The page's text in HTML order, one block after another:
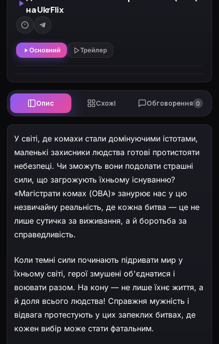
на UkrFlix
Основний Трейлер
Опис Схожі Обговорення 0
У світі, де комахи стали домінуючими істотами,
маленькі захисники людства готові протистояти
небезпеці. Чи зможуть вони подолати страшні
сили, що загрожують їхньому існуванню?
«Магістрати комах (ОВА)» занурює нас у цю
незвичайну реальність, де кожна битва — це не
лише сутичка за виживання, а й боротьба за
справедливість.
Коли темні сили починають підривати мир у
їхньому світі, герої змушені об'єднатися і
воювати разом. На кону — не лише їхнє життя, а
й доля всього людства! Справжня мужність і
відвага протестують у цих запеклих битвах, де
кожен вибір може стати фатальним.